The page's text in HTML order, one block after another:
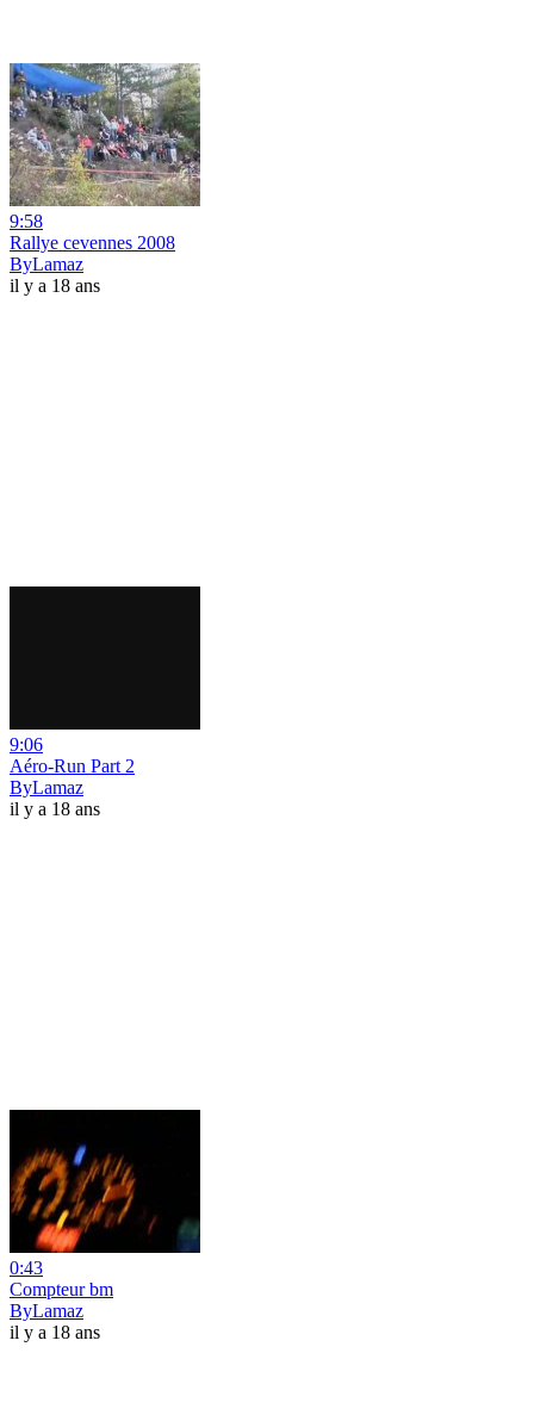
9:58
Rallye cevennes 2008
ByLamaz
il y a 18 ans
9:06
Aéro-Run Part 2
ByLamaz
il y a 18 ans
0:43
Compteur bm
ByLamaz
il y a 18 ans